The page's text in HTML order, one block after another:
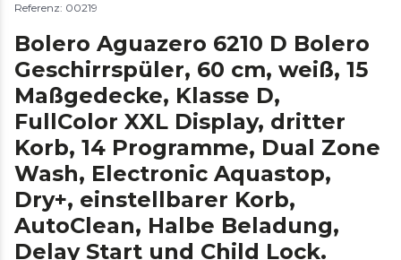
Referenz: 00219
Bolero Aguazero 6210 D Bolero
Geschirrspüler, 60 cm, weiß, 15
Maßgedecke, Klasse D,
FullColor XXL Display, dritter
Korb, 14 Programme, Dual Zone
Wash, Electronic Aquastop,
Dry+, einstellbarer Korb,
AutoClean, Halbe Beladung,
Delay Start und Child Lock.